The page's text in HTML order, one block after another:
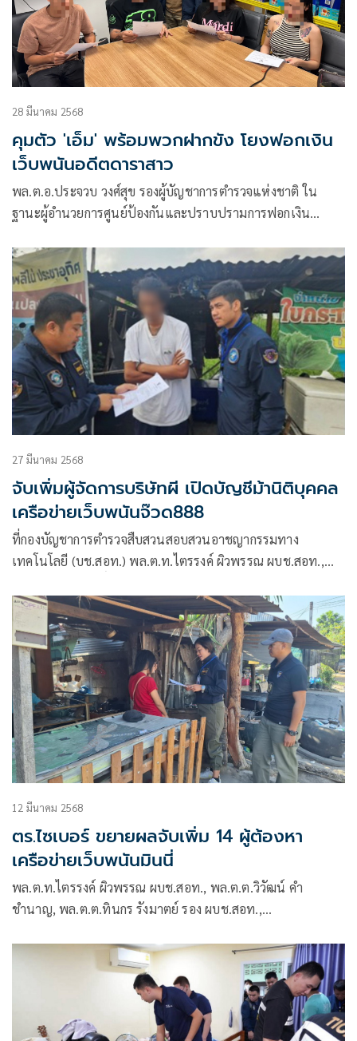
28 มีนาคม 2568
คุมตัว 'เอ็ม' พร้อมพวกฝากขัง โยงฟอกเงิน
เว็บพนันอดีตดาราสาว
พล.ต.อ.ประจวบ วงศ์สุข รองผู้บัญชาการตำรวจแห่งชาติ ใน
ฐานะผู้อำนวยการศูนย์ป้องกันและปราบปรามการฟอกเงิน
27 มีนาคม 2568
จับเพิ่มผู้จัดการบริษัทผี เปิดบัญชีม้านิติบุคคล
เครือข่ายเว็บพนันจ๊วด888
ที่กองบัญชาการตำรวจสืบสวนสอบสวนอาชญากรรมทาง
เทคโนโลยี (บช.สอท.) พล.ต.ท.ไตรรงค์ ผิวพรรณ ผบช.สอท.,
ชำนาญ รอง ผบช.สอท., พล.ต.ต.ทินกร รังมาตร์ รอง ผบช.สอท.
12 มีนาคม 2568
ตร.ไซเบอร์ ขยายผลจับเพิ่ม 14 ผู้ต้องหา
เครือข่ายเว็บพนันมินนี่
พล.ต.ท.ไตรรงค์ ผิวพรรณ ผบช.สอท., พล.ต.ต.วิวัฒน์ คำ
ชำนาญ, พล.ต.ต.ทินกร รังมาตย์ รอง ผบช.สอท.,
คล้ายคลึง